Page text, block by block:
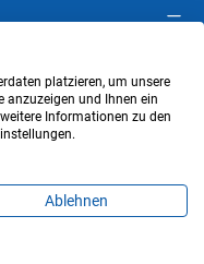
platzieren, um unsere
anzuzeigen und Ihnen ein
Informationen zu den
Ablehnen